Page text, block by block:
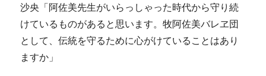
沙央「阿佐美先生がいらっしゃった時代から守り続
けているものがあると思います。牧阿佐美バレヱ団
として、伝統を守るために心がけていることはあり
ますか」